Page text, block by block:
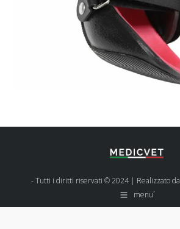
- Tutti i diritti riservati © 2024 | Realizzato da
menu´